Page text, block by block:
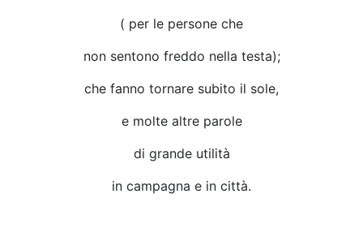
( per le persone che
non sentono freddo nella testa);
che fanno tornare subito il sole,
e molte altre parole
di grande utilità
in campagna e in città.